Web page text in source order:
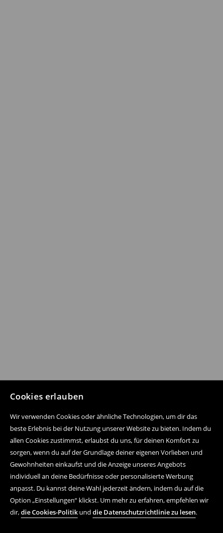
Cookies erlauben
Wir verwenden Cookies oder ähnliche Technologien, um dir das
beste Erlebnis bei der Nutzung unserer Website zu bieten. Indem du
allen Cookies zustimmst, erlaubst du uns, für deinen Komfort zu
sorgen, wenn du auf der Grundlage deiner eigenen Vorlieben und
Gewohnheiten einkaufst und die Anzeige unseres Angebots
individuell an deine Bedürfnisse oder personalisierte Werbung
anpasst. Du kannst deine Wahl jederzeit ändern, indem du auf die
Option „Einstellungen“ klickst. Um mehr zu erfahren, empfehlen wir
dir,die Cookies-Politik und die Datenschutzrichtlinie zu lesen.